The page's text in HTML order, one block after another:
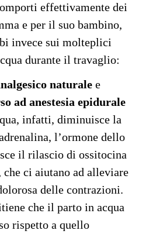
effettivamente dei
e per il suo bambino,
invece sui molteplici
durante il travaglio:
naturale e
ad anestesia epidurale
infatti, diminuisce la
l’ormone dello
il rilascio di ossitocina
che ci aiutano ad alleviare
delle contrazioni.
che il parto in acqua
rispetto a quello